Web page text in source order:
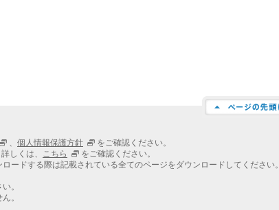
、 個人情報保護方針
をご確認ください。
しくは、 こちら
をご確認ください。
ードする際は記載されている全てのページをダウンロードしてください。
。
。